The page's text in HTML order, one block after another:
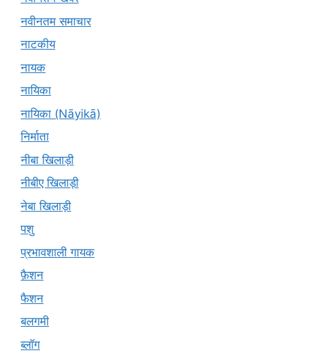
नवीनतम समाचार
नाटकीय
नायक
नायिका
नायिका (Nāyikā)
निर्माता
नीबा खिलाड़ी
नीबीए खिलाड़ी
नेबा खिलाड़ी
पशु
प्रभावशाली गायक
फ़ैशन
फैशन
बलगमी
ब्लॉग